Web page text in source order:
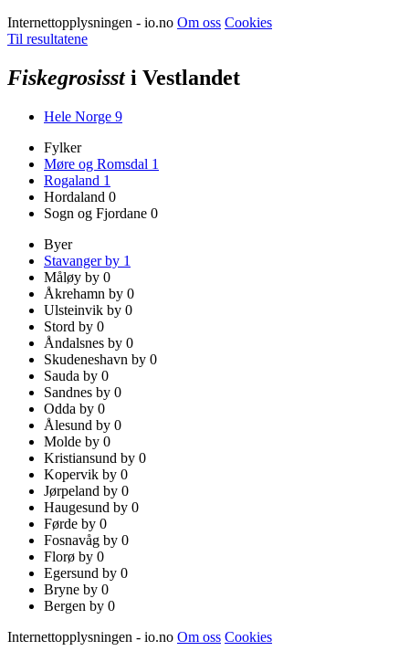
Internettopplysningen - io.no Om oss Cookies
Til resultatene
Fiskegrosissti Vestlandet
Hele Norge 9
Fylker
Møre og Romsdal 1
Rogaland 1
Hordaland 0
Sogn og Fjordane 0
Byer
Stavanger by 1
Måløy by 0
Åkrehamn by 0
Ulsteinvik by 0
Stord by 0
Åndalsnes by 0
Skudeneshavn by 0
Sauda by 0
Sandnes by 0
Odda by 0
Ålesund by 0
Molde by 0
Kristiansund by 0
Kopervik by 0
Jørpeland by 0
Haugesund by 0
Førde by 0
Fosnavåg by 0
Florø by 0
Egersund by 0
Bryne by 0
Bergen by 0
Internettopplysningen - io.no Om oss Cookies